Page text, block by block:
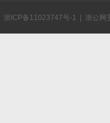
浙ICP备11023747号-1 浙公网